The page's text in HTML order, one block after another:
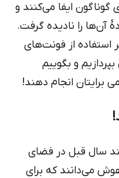
ایفا می‌کنند و
آن‌ها را نادیده گرفت.
استفاده از فونت‌های
و بگوییم
برایتان انجام دهند!
سال قبل در فضای
می‌دانند که برای